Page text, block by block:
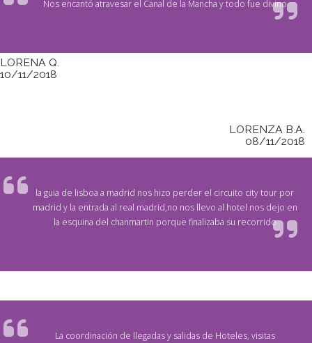
Nos encantó atravesar el Canal de la Mancha y todo fue divino
LORENA Q.
10/11/2018
LORENZA B.A.
08/11/2018
la guia de lisboa a madrid nos hizo perder el circuito city tour por
madrid y la entrada al real madrid,no nos llevo al hotel nos dejo en
la esquina del chanmartin porque finalizaba su recorrido
La coordinación de llegadas y salidas de Hoteles, visitas